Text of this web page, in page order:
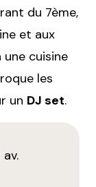
du 7ème,
et aux
cuisine
les
un DJ set.
av.